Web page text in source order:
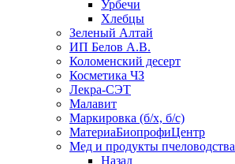
Урбечи
Хлебцы
Зеленый Алтай
ИП Белов А.В.
Коломенский десерт
Косметика ЧЗ
Лекра-СЭТ
Малавит
Маркировка (б/х, б/с)
МатериаБиопрофиЦентр
Мед и продукты пчеловодства
Назад